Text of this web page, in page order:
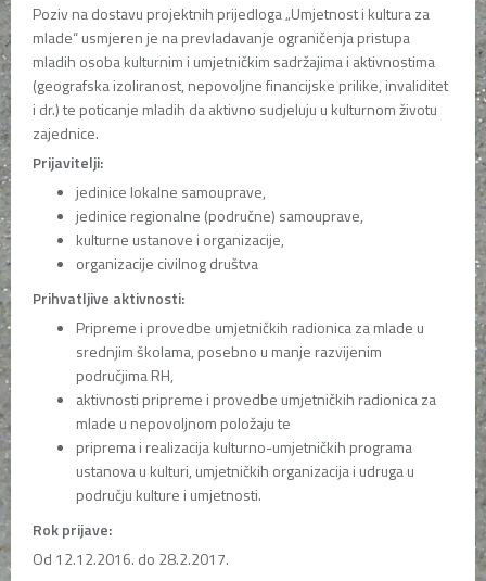
Poziv na dostavu projektnih prijedloga „Umjetnost i kultura za
mlade“ usmjeren je na prevladavanje ograničenja pristupa
mladih osoba kulturnim i umjetničkim sadržajima i aktivnostima
(geografska izoliranost, nepovoljne financijske prilike, invaliditet
i dr.) te poticanje mladih da aktivno sudjeluju u kulturnom životu
zajednice.
Prijavitelji:
jedinice lokalne samouprave,
jedinice regionalne (područne) samouprave,
kulturne ustanove i organizacije,
organizacije civilnog društva
Prihvatljive aktivnosti:
Pripreme i provedbe umjetničkih radionica za mlade u
srednjim školama, posebno u manje razvijenim
područjima RH,
aktivnosti pripreme i provedbe umjetničkih radionica za
mlade u nepovoljnom položaju te
priprema i realizacija kulturno-umjetničkih programa
ustanova u kulturi, umjetničkih organizacija i udruga u
području kulture i umjetnosti.
Rok prijave:
Od 12.12.2016. do 28.2.2017.